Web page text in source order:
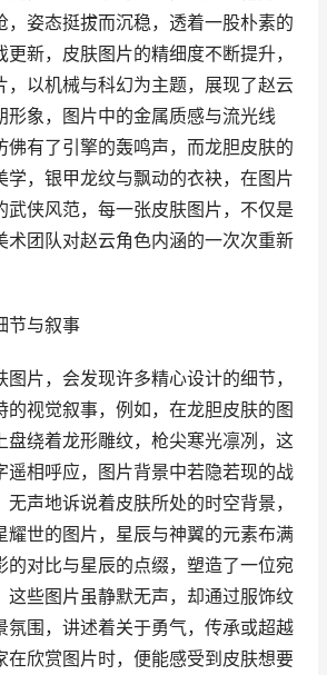
，姿态挺拔而沉稳，透着一股朴素的
新，皮肤图片的精细度不断提升，
，以机械与科幻为主题，展现了赵云
形象，图片中的金属质感与流光线
佛有了引擎的轰鸣声，而龙胆皮肤的
学，银甲龙纹与飘动的衣袂，在图片
武侠风范，每一张皮肤图片，不仅是
术团队对赵云角色内涵的一次次重新
节与叙事
片，会发现许多精心设计的细节，
的视觉叙事，例如，在龙胆皮肤的图
盘绕着龙形雕纹，枪尖寒光凛冽，这
遥相呼应，图片背景中若隐若现的战
声地诉说着皮肤所处的时空背景，
耀世的图片，星辰与神翼的元素布满
的对比与星辰的点缀，塑造了一位宛
这些图片虽静默无声，却通过服饰纹
氛围，讲述着关于勇气，传承或超越
在欣赏图片时，便能感受到皮肤想要